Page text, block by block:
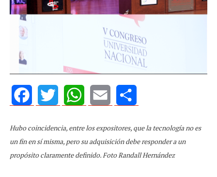
Hubo coincidencia, entre los expositores, que la tecnología no es
un fin en sí misma, pero su adquisición debe responder a un
propósito claramente definido. Foto Randall Hernández